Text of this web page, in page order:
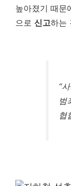
높아졌기 때문
으로 신고하는
“
범
협